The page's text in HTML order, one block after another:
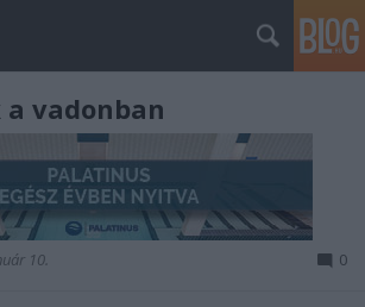
a vadonban
10. 0